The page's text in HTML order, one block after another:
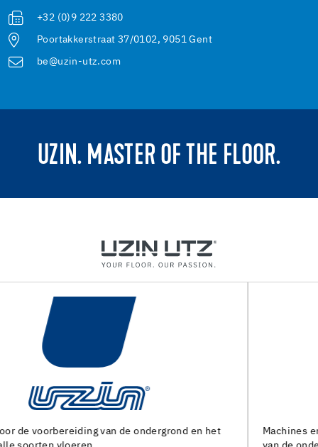
+32 (0)9 222 3380
Poortakkerstraat 37/0102, 9051 Gent
be@uzin-utz.com
UZIN. MASTER OF THE FLOOR.
Machines en speciaal gereedschap voor de voorbereiding